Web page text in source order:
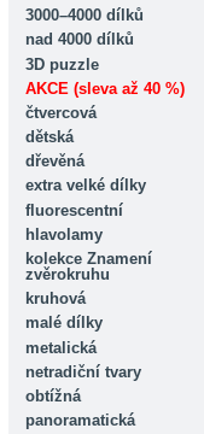
3000–4000 dílků
nad 4000 dílků
3D puzzle
AKCE (sleva až 40 %)
čtvercová
dětská
dřevěná
extra velké dílky
fluorescentní
hlavolamy
kolekce Znamení
zvěrokruhu
kruhová
malé dílky
metalická
netradiční tvary
obtížná
panoramatická